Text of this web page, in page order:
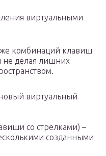
виртуальными
комбинаций клавиш
не делая лишних
виртуальный
со стрелками) –
созданными